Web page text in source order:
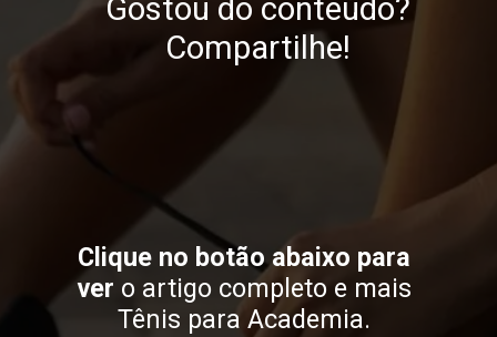
Gostou do conteúdo?
Compartilhe!
Clique no botão abaixo para
ver o artigo completo e mais
Tênis para Academia.